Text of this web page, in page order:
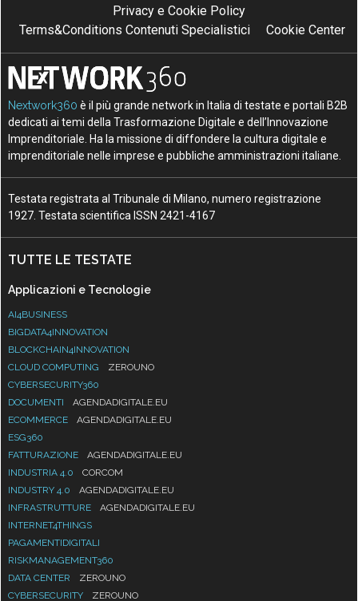
Privacy e Cookie Policy
Terms&Conditions Contenuti Specialistici
Cookie Center
Nextwork360 è il più grande network in Italia di testate e portali B2B
dedicati ai temi della Trasformazione Digitale e dell’Innovazione
Imprenditoriale. Ha la missione di diffondere la cultura digitale e
imprenditoriale nelle imprese e pubbliche amministrazioni italiane.
Testata registrata al Tribunale di Milano, numero registrazione
1927. Testata scientifica ISSN 2421-4167
TUTTE LE TESTATE
Applicazioni e Tecnologie
AI4BUSINESS
BIGDATA4INNOVATION
BLOCKCHAIN4INNOVATION
CLOUD COMPUTING
ZEROUNO
CYBERSECURITY360
DOCUMENTI
AGENDADIGITALE.EU
ECOMMERCE
AGENDADIGITALE.EU
ESG360
FATTURAZIONE
AGENDADIGITALE.EU
INDUSTRIA 4.0
CORCOM
INDUSTRY 4.0
AGENDADIGITALE.EU
INFRASTRUTTURE
AGENDADIGITALE.EU
INTERNET4THINGS
PAGAMENTIDIGITALI
RISKMANAGEMENT360
DATA CENTER
ZEROUNO
CYBERSECURITY
ZEROUNO